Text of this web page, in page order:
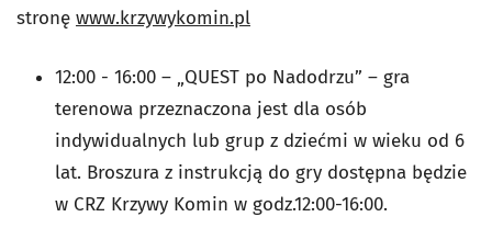
stronę www.krzywykomin.pl
12:00 - 16:00 – „QUEST po Nadodrzu” – gra
terenowa przeznaczona jest dla osób
indywidualnych lub grup z dziećmi w wieku od 6
lat. Broszura z instrukcją do gry dostępna będzie
w CRZ Krzywy Komin w godz.12:00-16:00.